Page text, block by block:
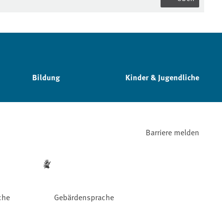
Bildung Kinder & Jugendliche
Gebärdensprache
Barriere melden